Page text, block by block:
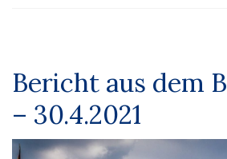
Bericht aus dem
– 30.4.2021